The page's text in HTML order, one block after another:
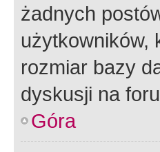
żadnych
użytkowników,
rozmiar bazy
dyskusji na
Góra